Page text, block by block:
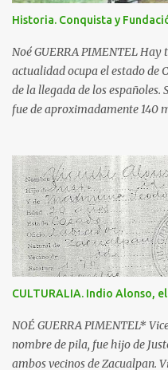
cotidiana de la época, como el
además dos inscripciones en
fuerte que la historia, tu
"Colima exalta aquí las
Historia. Conquista y
Noé GUERRA PIMENTEL
actualidad ocupa el estado de
de la llegada de los españoles.
fue de aproximadamente 140
costera y más allá del volcán
lago de Chapala en Jalisco y
que desemboca luego de
primavera del año de 1522,
españoles, al mando de
principal asentamiento
nativo y mandaron a los jefes
Colima que venían en son de
sitiados, sacrificados y
desconocedores de la
CULTURALIA. Indio Alonso,
NOÉ GUERRA PIMENTEL*
nombre de pila, fue hijo de
ambos vecinos de Zacualpan.